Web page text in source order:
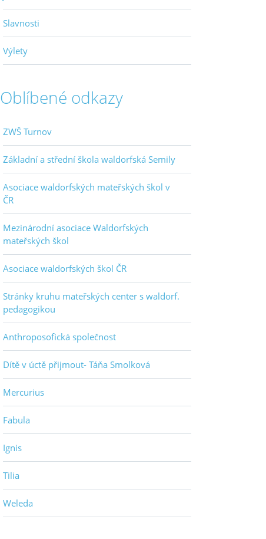
Slavnosti
Výlety
Oblíbené odkazy
ZWŠ Turnov
Základní a střední škola waldorfská Semily
Asociace waldorfských mateřských škol v
ČR
Mezinárodní asociace Waldorfských
mateřských škol
Asociace waldorfských škol ČR
Stránky kruhu mateřských center s waldorf.
pedagogikou
Anthroposofická společnost
Dítě v úctě přijmout- Táňa Smolková
Mercurius
Fabula
Ignis
Tilia
Weleda